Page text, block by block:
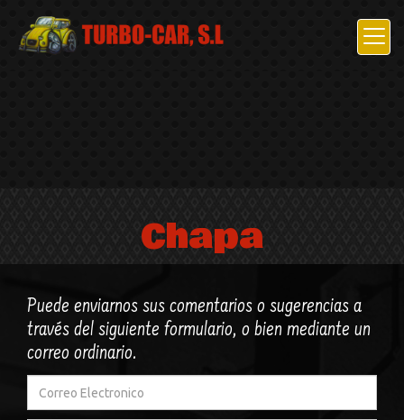
Chapa
Puede enviarnos sus comentarios o sugerencias a
través del siguiente formulario, o bien mediante un
correo ordinario.